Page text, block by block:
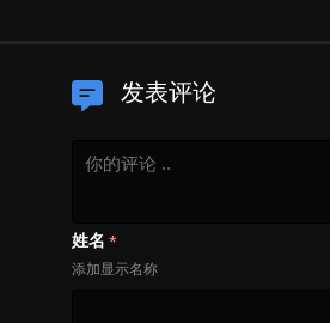
发表评论
姓名 *
添加显示名称